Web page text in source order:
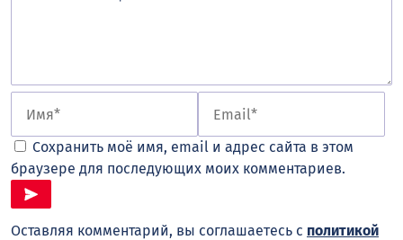
Сохранить моё имя, email и адрес сайта в этом
браузере для последующих моих комментариев.
Оставляя комментарий, вы соглашаетесь с политикой